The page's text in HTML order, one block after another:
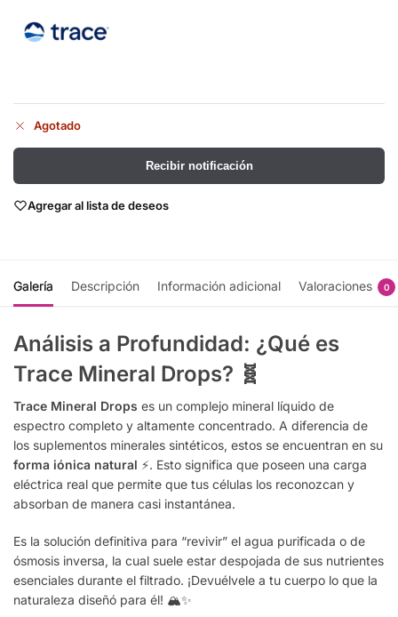
Agotado
Recibir notificación
Agregar al lista de deseos
Galería Descripción Información adicional Valoraciones 0
Análisis a Profundidad: ¿Qué es
Trace Mineral Drops? 🧬
Trace Mineral Drops es un complejo mineral líquido de
espectro completo y altamente concentrado. A diferencia de
los suplementos minerales sintéticos, estos se encuentran en su
forma iónica natural ⚡. Esto significa que poseen una carga
eléctrica real que permite que tus células los reconozcan y
absorban de manera casi instantánea.
Es la solución definitiva para “revivir” el agua purificada o de
ósmosis inversa, la cual suele estar despojada de sus nutrientes
esenciales durante el filtrado. ¡Devuélvele a tu cuerpo lo que la
naturaleza diseñó para él! 🏔️✨